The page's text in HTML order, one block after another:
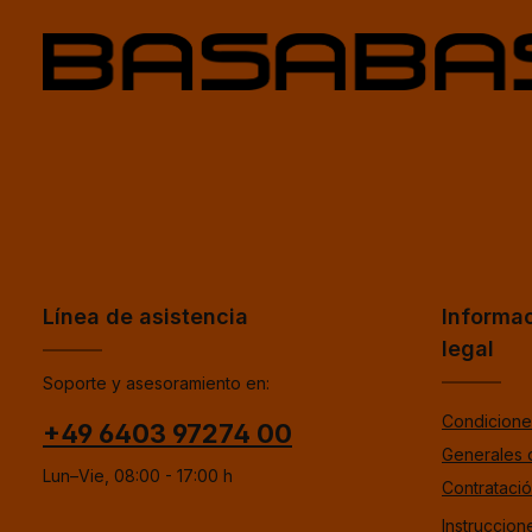
Línea de asistencia
Soporte y asesoramiento en:
+49 6403 97274 00
Lun–Vie, 08:00 - 17:00 h
legal
Generales